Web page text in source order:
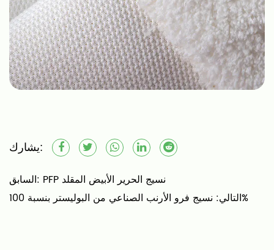
الطلبات في غضون 15-20 يومًا.
يشارك:
السابق:
PFP نسيج الحرير الأبيض المقلد
التالي:نسيج فرو الأرنب الصناعي من البوليستر بنسبة 100%